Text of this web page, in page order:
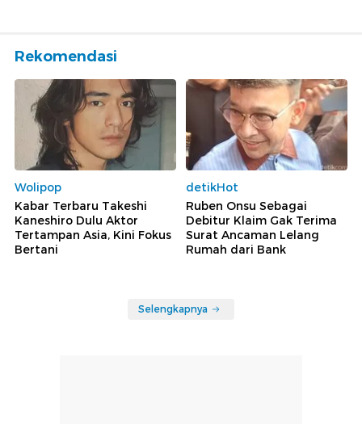
Rekomendasi
Wolipop
Kabar Terbaru Takeshi
Kaneshiro Dulu Aktor
Tertampan Asia, Kini Fokus
Bertani
detikHot
Ruben Onsu Sebagai
Debitur Klaim Gak Terima
Surat Ancaman Lelang
Rumah dari Bank
Selengkapnya